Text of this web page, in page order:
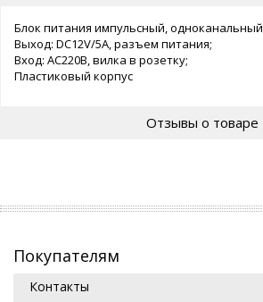
Блок питания импульсный, одноканальный
Выход: DC12V/5А, разъем питания;
Вход: AC220В, вилка в розетку;
Пластиковый корпус
Отзывы о товаре
Покупателям
Контакты